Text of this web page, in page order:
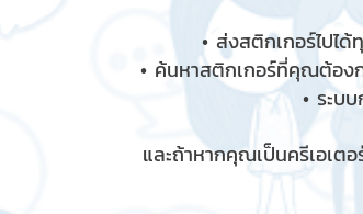
• ส่งสติกเกอร์ไปไ
• ค้นหาสติกเกอร์ที่คุณต้องก
• ระบ
และถ้าหากคุณเป็นครีเอเต